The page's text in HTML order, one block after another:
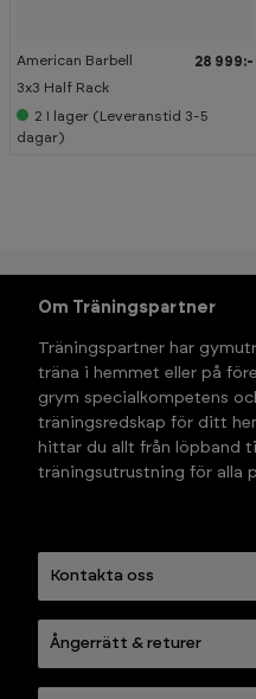
American Barbell
3x3 Half Rack
28 999:-
2 I lager (Leveranstid 3-5
dagar)
Om Träningspartner
Träningspartner har
träna i hemmet eller på
grym specialkompetens
träningsredskap för ditt
hittar du allt från löpband
träningsutrustning för alla
Kontakta oss
Ångerrätt & returer